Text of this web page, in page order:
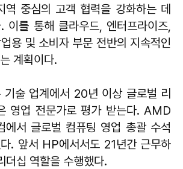
역 중심의 고객 협력을 강화하는 데
이를 통해 클라우드, 엔터프라이즈,
용 및 소비자 부문 전반의 지속적인
계획이다.
기술 업계에서 20년 이상 글로벌 리
영업 전문가로 평가 받는다. AMD
에서 글로벌 컴퓨팅 영업 총괄 수석
. 앞서 HP에서서도 21년간 근무하
더십 역할을 수행했다.